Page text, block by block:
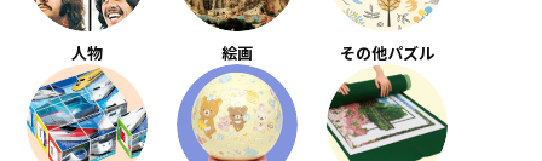
人物 絵画 その他パズル